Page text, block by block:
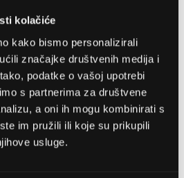
kolačiće
kako bismo personalizirali
značajke društvenih medija i
podatke o vašoj upotrebi
s partnerima za društvene
a oni ih mogu kombinirati s
im pružili ili koje su prikupili
usluge.
POSLOVNICA 1